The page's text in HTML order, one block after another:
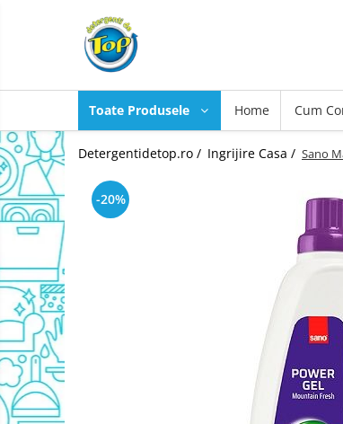
Toate Produsele
Detergenti Rufe
Detergenti Pudra
Detergent Lichid
Balsam De Rufe
Detergenti Curatenie Casa
Sano Detergent Pardoseli
Asevi Pardoseli
Produse Pentru Baie
Produse Pentru Bucatarie
Detergenti Curatenie Casa
Detergent Pardoseli
Detergent Geamuri
Toate Produsele Home Cum
Detergentidetop.ro / Ingrijire Casa / Sano
-20%